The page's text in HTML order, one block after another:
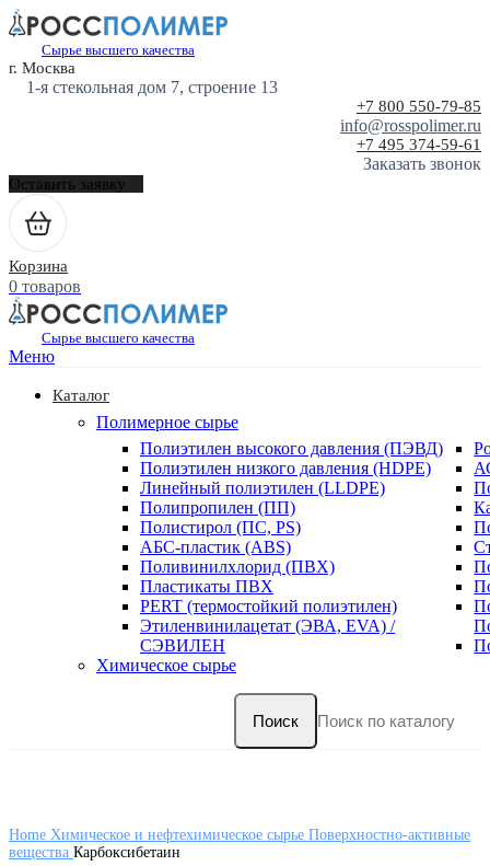
Сырье высшего качества
г. Москва
1-я стекольная дом 7, строение 13
+7 800 550-79-85
info@rosspolimer.ru
+7 495 374-59-61
Заказать звонок
Оставить заявку
Корзина
0 товаров
Сырье высшего качества
Меню
Каталог
Полимерное сырье
Полиэтилен высокого давления (ПЭВД)
Полиэтилен низкого давления (HDPE)
Линейный полиэтилен (LLDPE)
Полипропилен (ПП)
Полистирол (ПС, PS)
АБС-пластик (ABS)
Поливинилхлорид (ПВХ)
Пластикаты ПВХ
PERT (термостойкий полиэтилен)
Этиленвинилацетат (ЭВА, EVA) /
СЭВИЛЕН
Химическое сырье
Поиск
Home Химическое и нефтехимическое сырье Поверхностно-активные
вещества Карбоксибетаин